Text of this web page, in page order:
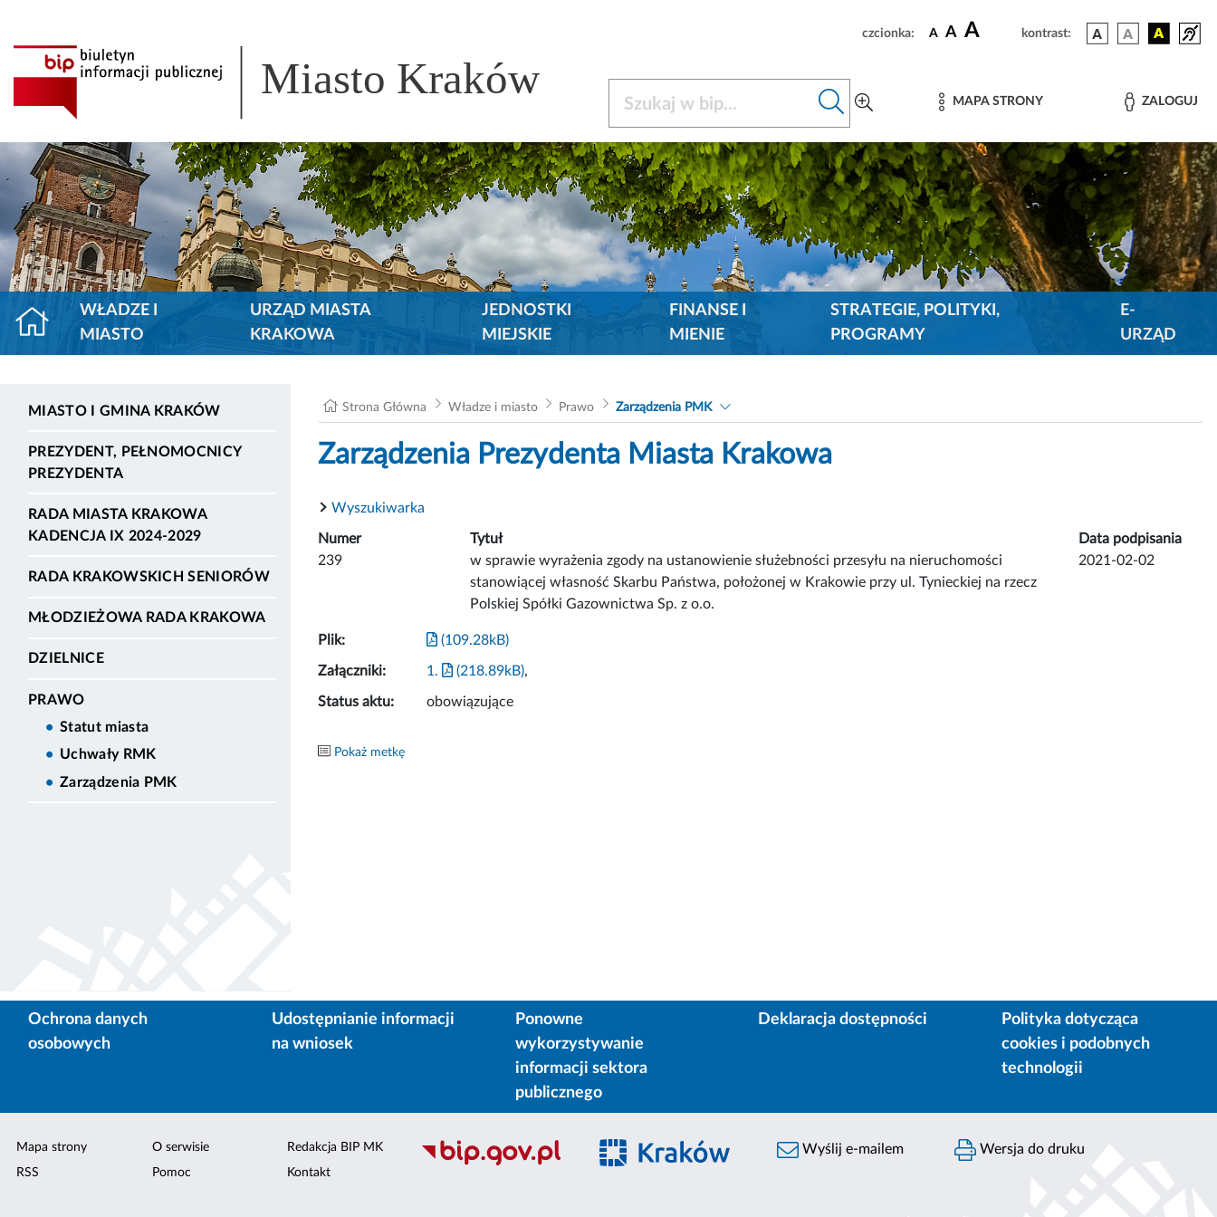
czcionka: A A A kontrast:
Miasto Kraków MAPA STRONY ZALOGUJ
WŁADZE I
MIASTO
URZĄD MIASTA
KRAKOWA
JEDNOSTKI
MIEJSKIE
FINANSE I
MIENIE
STRATEGIE, POLITYKI,
PROGRAMY
E-
URZĄD
MIASTO I GMINA KRAKÓW
PREZYDENT, PEŁNOMOCNICY
PREZYDENTA
RADA MIASTA KRAKOWA
KADENCJA IX 2024-2029
RADA KRAKOWSKICH SENIORÓW
MŁODZIEŻOWA RADA KRAKOWA
DZIELNICE
PRAWO
Statut miasta
Uchwały RMK
Zarządzenia PMK
Strona Główna Władze i miasto Prawo Zarządzenia PMK
Zarządzenia Prezydenta Miasta Krakowa
Wyszukiwarka
Numer Tytuł
Data podpisania
239
w sprawie wyrażenia zgody na ustanowienie służebności przesyłu na nieruchomości
stanowiącej własność Skarbu Państwa, położonej w Krakowie przy ul. Tynieckiej na rzecz
Polskiej Spółki Gazownictwa Sp. z o.o.
2021-02-02
Plik: (109.28kB)
Załączniki: 1. (218.89kB),
Status aktu: obowiązujące
Pokaż metkę
Ochrona danych
osobowych
Udostępnianie informacji
na wniosek
Ponowne
wykorzystywanie
informacji sektora
publicznego
Deklaracja dostępności
Polityka dotycząca
cookies i podobnych
technologii
Mapa strony
RSS
O serwisie
Pomoc
Redakcja BIP MK
Kontakt
Wyślij e-mailem Wersja do druku